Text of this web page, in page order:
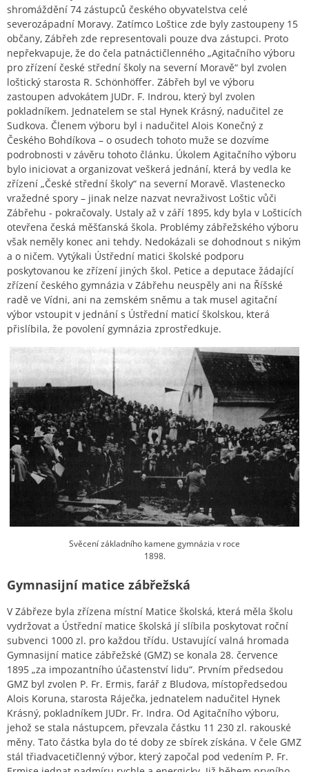
shromáždění 74 zástupců českého obyvatelstva celé
severozápadní Moravy. Zatímco Loštice zde byly zastoupeny 15
občany, Zábřeh zde representovali pouze dva zástupci. Proto
nepřekvapuje, že do čela patnáctičlenného „Agitačního výboru
pro zřízení české střední školy na severní Moravě“ byl zvolen
loštický starosta R. Schönhöffer. Zábřeh byl ve výboru
zastoupen advokátem JUDr. F. Indrou, který byl zvolen
pokladníkem. Jednatelem se stal Hynek Krásný, nadučitel ze
Sudkova. Členem výboru byl i nadučitel Alois Konečný z
Českého Bohdíkova – o osudech tohoto muže se dozvíme
podrobnosti v závěru tohoto článku. Úkolem Agitačního výboru
bylo iniciovat a organizovat veškerá jednání, která by vedla ke
zřízení „České střední školy“ na severní Moravě. Vlastenecko
vražedné spory – jinak nelze nazvat nevraživost Loštic vůči
Zábřehu - pokračovaly. Ustaly až v září 1895, kdy byla v Lošticích
otevřena česká měšťanská škola. Problémy zábřežského výboru
však neměly konec ani tehdy. Nedokázali se dohodnout s nikým
a o ničem. Vytýkali Ústřední matici školské podporu
poskytovanou ke zřízení jiných škol. Petice a deputace žádající
zřízení českého gymnázia v Zábřehu neuspěly ani na Říšské
radě ve Vídni, ani na zemském sněmu a tak musel agitační
výbor vstoupit v jednání s Ústřední maticí školskou, která
přislíbila, že povolení gymnázia zprostředkuje.
Svěcení základního kamene gymnázia v roce
1898.
Gymnasijní matice zábřežská
V Zábřeze byla zřízena místní Matice školská, která měla školu
vydržovat a Ústřední matice školská jí slíbila poskytovat roční
subvenci 1000 zl. pro každou třídu. Ustavující valná hromada
Gymnasijní matice zábřežské (GMZ) se konala 28. července
1895 „za impozantního účastenství lidu“. Prvním předsedou
GMZ byl zvolen P. Fr. Ermis, farář z Bludova, místopředsedou
Alois Koruna, starosta Ráječka, jednatelem nadučitel Hynek
Krásný, pokladníkem JUDr. Fr. Indra. Od Agitačního výboru,
jehož se stala nástupcem, převzala částku 11 230 zl. rakouské
měny. Tato částka byla do té doby ze sbírek získána. V čele GMZ
stál třiadvacetičlenný výbor, který započal pod vedením P. Fr.